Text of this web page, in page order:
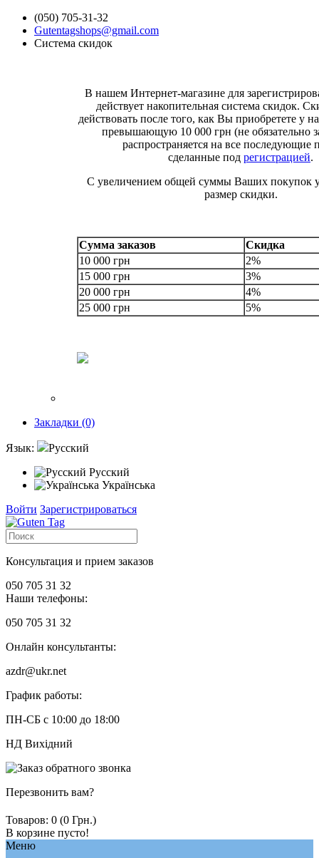
(050) 705-31-32
Gutentagshops@gmail.com
Система скидок
В нашем Интернет-магазине для
действует накопительная система скидок.
действовать после того, как Вы приобретете у
превышающую 10 000 грн (не обязательно
распространяется на все последующие
сделанные под регистрацией.
С увеличением общей суммы Ваших покупок
размер скидки.
Сумма заказов
Скидка
10 000 грн
2%
15 000 грн
3%
20 000 грн
4%
25 000 грн
5%
Закладки (0)
Язык:
Русский
Русский
Українська
Войти Зарегистрироваться
Консультация и прием заказов
050 705 31 32
Наши телефоны:
050 705 31 32
Онлайн консультанты:
azdr@ukr.net
График работы:
ПН-СБ с 10:00 до 18:00
НД Вихідний
Перезвонить вам?
Товаров: 0 (0 Грн.)
В корзине пусто!
Меню